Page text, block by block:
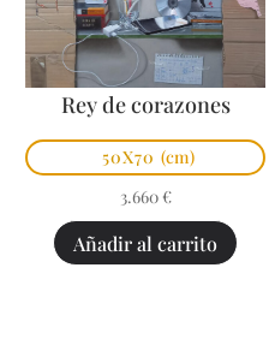
Rey de corazones
50X70 (cm)
3.660 €
Añadir al carrito